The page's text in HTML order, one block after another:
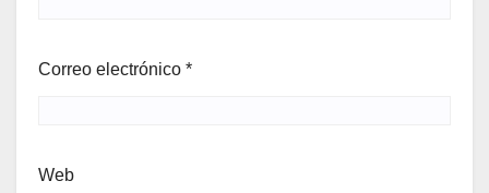
Correo electrónico *
Web